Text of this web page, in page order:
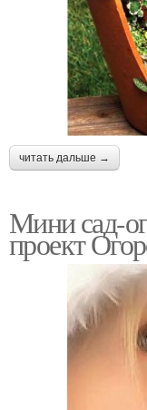
читать дальше →
Мини сад-
проект